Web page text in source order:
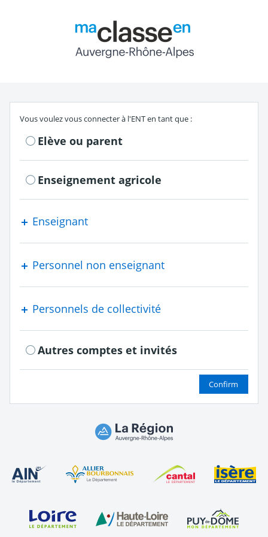
S'authentifier en tant que
Vous voulez vous connecter à l'ENT en tant que :
Elève ou parent
Enseignement agricole
Enseignant
Personnel non enseignant
Personnels de collectivité
Autres comptes et invités